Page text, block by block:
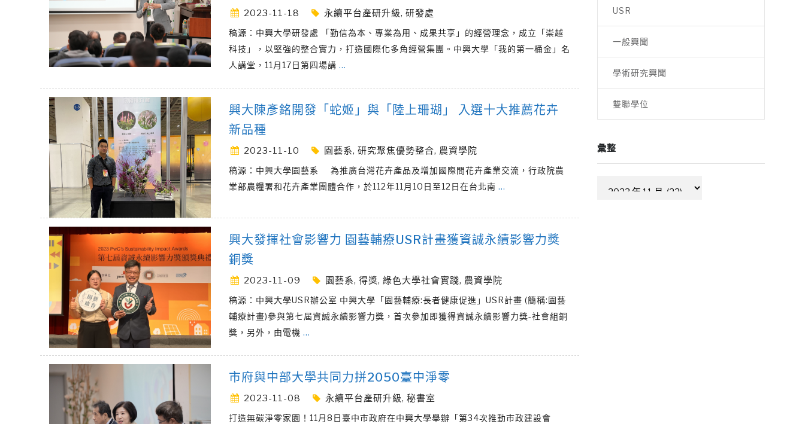
2023-11-18 永續平台產研升級, 研發處
稿源：中興大學研發處 「勤信為本、專業為用、成果共享」的經營理念，成立「崇越
科技」，以堅強的整合實力，打造國際化多角經營集團。中興大學「我的第一桶金」名
人講堂，11月17日第四場講 …
興大陳彥銘開發「蛇姬」與「陸上珊瑚」 入選十大推薦花卉
新品種
2023-11-10 園藝系, 研究聚焦優勢整合, 農資學院
稿源：中興大學園藝系 為推廣台灣花卉產品及增加國際間花卉產業交流，行政院農
業部農糧署和花卉產業團體合作，於112年11月10日至12日在台北南 …
興大發揮社會影響力 園藝輔療USR計畫獲資誠永續影響力獎
銅獎
2023-11-09 園藝系, 得獎, 綠色大學社會實踐, 農資學院
稿源：中興大學USR辦公室 中興大學「園藝輔療:長者健康促進」USR計畫 (簡稱:園藝
輔療計畫)參與第七屆資誠永續影響力獎，首次參加即獲得資誠永續影響力獎-社會組銅
獎，另外，由電機 …
市府與中部大學共同力拼2050臺中淨零
2023-11-08 永續平台產研升級, 秘書室
打造無碳淨零家園！11月8日臺中市政府在中興大學舉辦「第34次推動市政建設會
USR
一般興聞
學術研究興聞
雙聯學位
彙整